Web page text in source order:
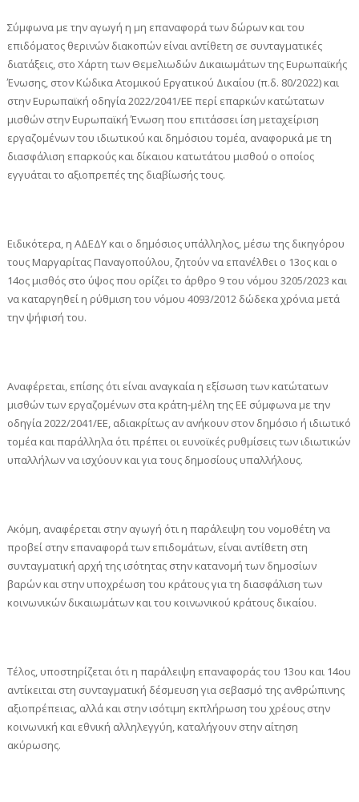
Σύμφωνα με την αγωγή η μη επαναφορά των δώρων και του
επιδόματος θερινών διακοπών είναι αντίθετη σε συνταγματικές
διατάξεις, στο Χάρτη των Θεμελιωδών Δικαιωμάτων της Ευρωπαϊκής
Ένωσης, στον Κώδικα Ατομικού Εργατικού Δικαίου (π.δ. 80/2022) και
στην Ευρωπαϊκή οδηγία 2022/2041/ΕΕ περί επαρκών κατώτατων
μισθών στην Ευρωπαϊκή Ένωση που επιτάσσει ίση μεταχείριση
εργαζομένων του ιδιωτικού και δημόσιου τομέα, αναφορικά με τη
διασφάλιση επαρκούς και δίκαιου κατωτάτου μισθού ο οποίος
εγγυάται το αξιοπρεπές της διαβίωσής τους.
Ειδικότερα, η ΑΔΕΔΥ και ο δημόσιος υπάλληλος, μέσω της δικηγόρου
τους Μαργαρίτας Παναγοπούλου, ζητούν να επανέλθει ο 13ος και ο
14ος μισθός στο ύψος που ορίζει το άρθρο 9 του νόμου 3205/2023 και
να καταργηθεί η ρύθμιση του νόμου 4093/2012 δώδεκα χρόνια μετά
την ψήφισή του.
Αναφέρεται, επίσης ότι είναι αναγκαία η εξίσωση των κατώτατων
μισθών των εργαζομένων στα κράτη-μέλη της ΕΕ σύμφωνα με την
οδηγία 2022/2041/ΕΕ, αδιακρίτως αν ανήκουν στον δημόσιο ή ιδιωτικό
τομέα και παράλληλα ότι πρέπει οι ευνοϊκές ρυθμίσεις των ιδιωτικών
υπαλλήλων να ισχύουν και για τους δημοσίους υπαλλήλους.
Ακόμη, αναφέρεται στην αγωγή ότι η παράλειψη του νομοθέτη να
προβεί στην επαναφορά των επιδομάτων, είναι αντίθετη στη
συνταγματική αρχή της ισότητας στην κατανομή των δημοσίων
βαρών και στην υποχρέωση του κράτους για τη διασφάλιση των
κοινωνικών δικαιωμάτων και του κοινωνικού κράτους δικαίου.
Τέλος, υποστηρίζεται ότι η παράλειψη επαναφοράς του 13ου και 14ου
αντίκειται στη συνταγματική δέσμευση για σεβασμό της ανθρώπινης
αξιοπρέπειας, αλλά και στην ισότιμη εκπλήρωση του χρέους στην
κοινωνική και εθνική αλληλεγγύη, καταλήγουν στην αίτηση
ακύρωσης.